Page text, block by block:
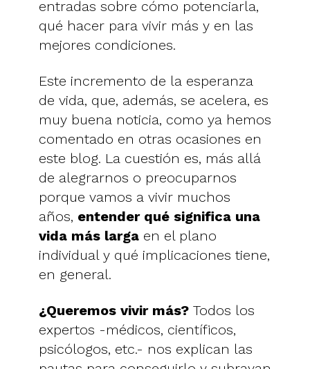
entradas sobre cómo potenciarla,
qué hacer para vivir más y en las
mejores condiciones.
Este incremento de la esperanza
de vida, que, además, se acelera, es
muy buena noticia, como ya hemos
comentado en otras ocasiones en
este blog. La cuestión es, más allá
de alegrarnos o preocuparnos
porque vamos a vivir muchos
años, entender qué significa una
vida más larga en el plano
individual y qué implicaciones tiene,
en general.
¿Queremos vivir más? Todos los
expertos -médicos, científicos,
psicólogos, etc.- nos explican las